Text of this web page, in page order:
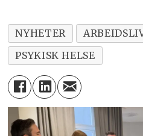
NYHETER
PSYKISK HELSE